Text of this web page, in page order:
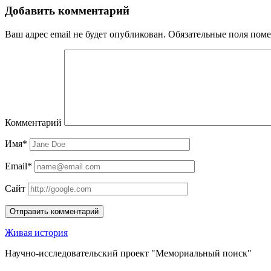
Добавить комментарий
Ваш адрес email не будет опубликован. Обязательные поля
Комментарий
Имя*
Email*
Сайт
Живая история
Научно-исследовательский проект "Мемориальный поиск"